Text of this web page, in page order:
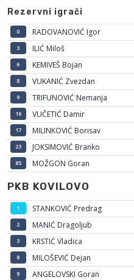
Rezervni igrači
0 RADOVANOVIĆ Igor
3 ILIĆ Miloš
6 KEMIVEŠ Bojan
8 VUKANIĆ Zvezdan
9 TRIFUNOVIĆ Nemanja
16 VUČETIĆ Damir
17 MILINKOVIĆ Borisav
23 JOKSIMOVIĆ Branko
85 MOŽGON Goran
PKB KOVILOVO
1 STANKOVIĆ Predrag
2 MANIĆ Dragoljub
3 KRSTIĆ Vladica
8 MILOŠEVIĆ Dejan
9 ANGELOVSKI Goran